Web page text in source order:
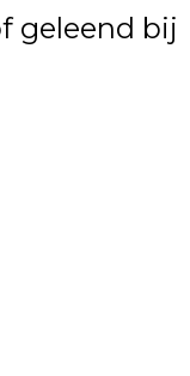
geleend bij